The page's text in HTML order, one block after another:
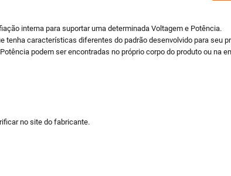
interna para suportar uma determinada Voltagem e Potência.
tenha características diferentes do padrão desenvolvido para seu
podem ser encontradas no próprio corpo do produto ou na
no site do fabricante.